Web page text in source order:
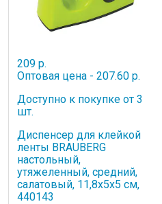
209 р.
Оптовая цена - 207.60 р.
Доступно к покупке от 3
шт.
Диспенсер для клейкой
ленты BRAUBERG
настольный,
утяжеленный, средний,
салатовый, 11,8х5х5 см,
440143